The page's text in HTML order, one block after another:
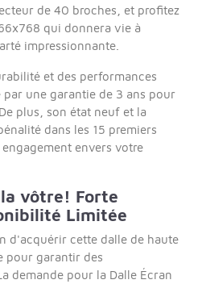
de 40 broches, et profitez
qui donnera vie à
impressionnante.
et des performances
une garantie de 3 ans pour
plus, son état neuf et la
dans les 15 premiers
envers votre
la vôtre! Forte
Limitée
d'acquérir cette dalle de haute
pour garantir des
demande pour la Dalle Écran